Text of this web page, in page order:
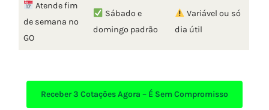
Atende fim
de semana no
GO
Sábado e
domingo padrão
Variável ou só
dia útil
Receber3 Cotações Agora – É Sem Compromisso